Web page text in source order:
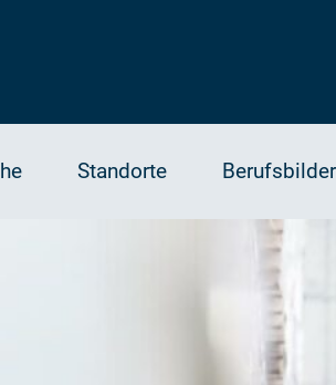
Standorte Berufsbilder